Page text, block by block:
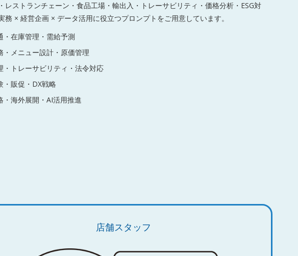
レストランチェーン・食品工場・輸出入・トレーサビリティ・価格分析・ESG対
務 × 経営企画 × データ活用に役立つプロンプトをご用意しています。
在庫管理・需給予測
メニュー設計・原価管理
トレーサビリティ・法令対応
販促・DX戦略
海外展開・AI活用推進
店舗スタッフ